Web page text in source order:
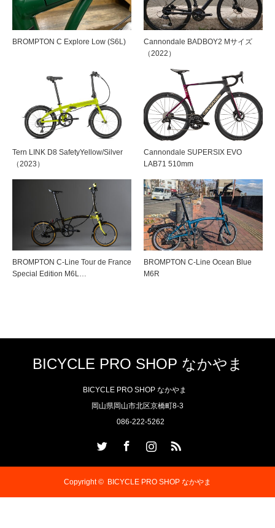
BROMPTON C Explore Low (S6L)
Cannondale BADBOY2 Mサイズ
（2022）
Tern LINK D8 SafetyYellow/Silver
（2023）
Cannondale SUPERSIX EVO
LAB71 510mm
BROMPTON C-Line Tour de France
Special Edition M6L…
BROMPTON C-Line Ocean Blue
M6R
BICYCLE PRO SHOP なかやま
BICYCLE PRO SHOP なかやま
岡山県岡山市北区京橋町8-3
086-222-5262
Copyright © BICYCLE PRO SHOP なかやま